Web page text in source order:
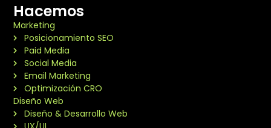
Hacemos
Marketing
Posicionamiento SEO
Paid Media
Social Media
Email Marketing
Optimización CRO
Diseño Web
Diseño & Desarrollo Web